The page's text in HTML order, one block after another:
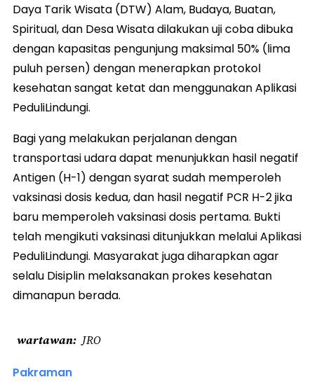
Daya Tarik Wisata (DTW) Alam, Budaya, Buatan,
Spiritual, dan Desa Wisata dilakukan uji coba dibuka
dengan kapasitas pengunjung maksimal 50% (lima
puluh persen) dengan menerapkan protokol
kesehatan sangat ketat dan menggunakan Aplikasi
PeduliLindungi.
Bagi yang melakukan perjalanan dengan
transportasi udara dapat menunjukkan hasil negatif
Antigen (H-1) dengan syarat sudah memperoleh
vaksinasi dosis kedua, dan hasil negatif PCR H-2 jika
baru memperoleh vaksinasi dosis pertama. Bukti
telah mengikuti vaksinasi ditunjukkan melalui Aplikasi
PeduliLindungi. Masyarakat juga diharapkan agar
selalu Disiplin melaksanakan prokes kesehatan
dimanapun berada.
wartawan JRO
Pakraman